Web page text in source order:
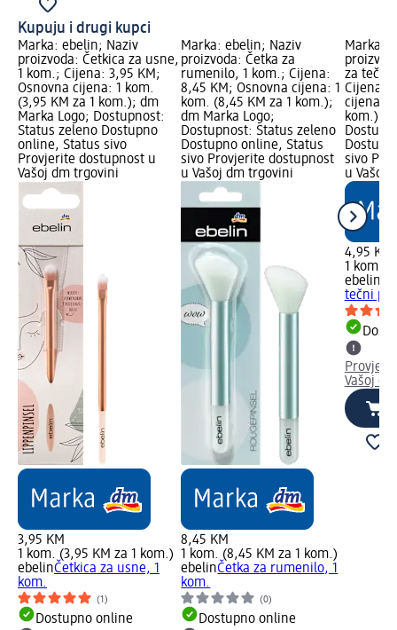
Kupuju i drugi kupci
Marka: ebelin; Naziv
proizvoda: Četkica za usne,
1 kom.; Cijena: 3,95 KM;
Osnovna cijena: 1 kom.
(3,95 KM za 1 kom.); dm
Marka Logo; Dostupnost:
Status zeleno Dostupno
online, Status sivo
Provjerite dostupnost u
Vašoj dm trgovini
3,95 KM
1 kom. (3,95 KM za 1 kom.)
ebelinČetkica za usne, 1
kom.
(1)
Dostupno online
Marka: ebelin; Naziv
proizvoda: Četka za
rumenilo, 1 kom.; Cijena:
8,45 KM; Osnovna cijena: 1
kom. (8,45 KM za 1 kom.);
dm Marka Logo;
Dostupnost: Status zeleno
Dostupno online, Status
sivo Provjerite dostupnost
u Vašoj dm trgovini
8,45 KM
1 kom. (8,45 KM za 1 kom.)
ebelinČetka za rumenilo, 1
kom.
(0)
Dostupno online
Marka:
za tečni
Cijena:
cijena: 1
kom.);
sivo
u Vašoj
4,95 KM
1 kom.
ebelin
tečni
Vašoj